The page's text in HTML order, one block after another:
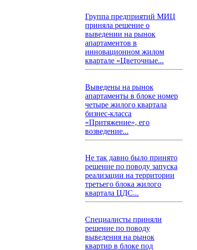
Группа предприятий МИЦ
приняла решение о
выведении на рынок
апартаментов в
инновационном жилом
квартале «Цветочные...
Выведены на рынок
апартаменты в блоке номер
четыре жилого квартала
бизнес-класса
«Притяжение», его
возведение...
Не так давно было принято
решение по поводу запуска
реализации на территории
третьего блока жилого
квартала ЦДС...
Специалисты приняли
решение по поводу
выведения на рынок
квартир в блоке под